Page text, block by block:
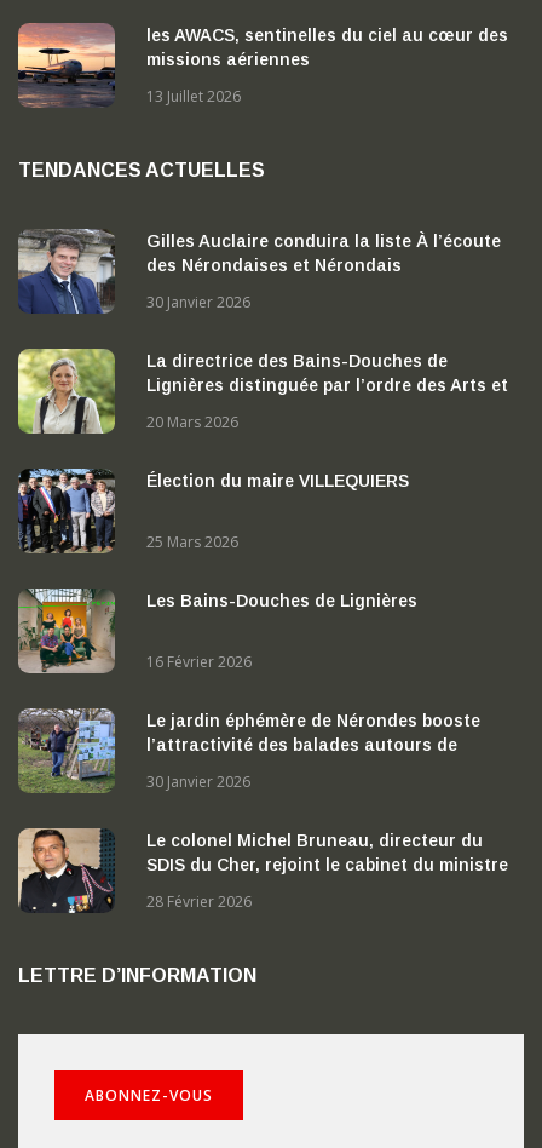
les AWACS, sentinelles du ciel au cœur des
missions aériennes
13 Juillet 2026
TENDANCES ACTUELLES
Gilles Auclaire conduira la liste À l’écoute
des Nérondaises et Nérondais
30 Janvier 2026
La directrice des Bains-Douches de
Lignières distinguée par l’ordre des Arts et
20 Mars 2026
Élection du maire VILLEQUIERS
25 Mars 2026
Les Bains-Douches de Lignières
16 Février 2026
Le jardin éphémère de Nérondes booste
l’attractivité des balades autours de
30 Janvier 2026
Le colonel Michel Bruneau, directeur du
SDIS du Cher, rejoint le cabinet du ministre
28 Février 2026
LETTRE D’INFORMATION